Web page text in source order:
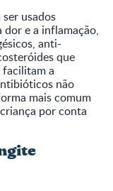
usados
e a inflamação,
anti-
que
facilitam a
não
mais comum
por conta